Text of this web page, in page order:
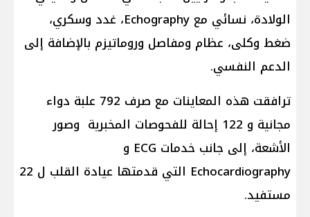
الولادة، نسائي مع Echography، غدد وسكري،
ضغط وكلى، عظام ومفاصل وروماتيزم بالإضافة إلى
الدعم النفسي.
ترافقت هذه المعاينات مع صرف 792 علبة دواء
مجانية و 122 إحالة للفحوصات المخبرية وصور
الأشعة، إلى جانب خدمات ECG و
Echocardiography التي قدمتها عيادة القلب ل 22
مستفيد.